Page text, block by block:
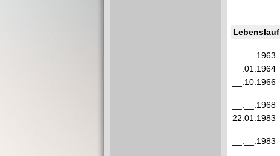
Lebenslauf
__.__.1963
__.01.1964
__.10.1966
__.__.1968
22.01.1983
__.__.1983